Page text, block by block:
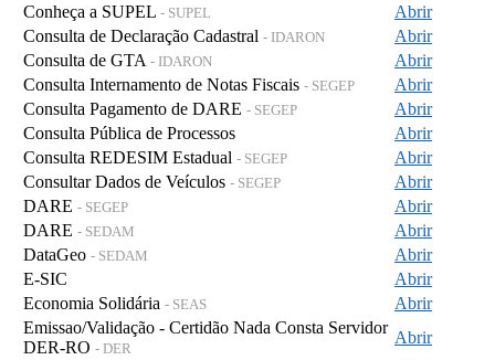
Conheça a SUPEL - SUPEL
Abrir
Consulta de Declaração Cadastral - IDARON
Abrir
Consulta de GTA - IDARON
Abrir
Consulta Internamento de Notas Fiscais - SEGEP
Abrir
Consulta Pagamento de DARE - SEGEP
Abrir
Consulta Pública de Processos
Abrir
Consulta REDESIM Estadual - SEGEP
Abrir
Consultar Dados de Veículos - SEGEP
Abrir
DARE - SEGEP
Abrir
DARE - SEDAM
Abrir
DataGeo - SEDAM
Abrir
E-SIC
Abrir
Economia Solidária - SEAS
Abrir
Emissao/Validação - Certidão Nada Consta Servidor
DER-RO - DER
Abrir